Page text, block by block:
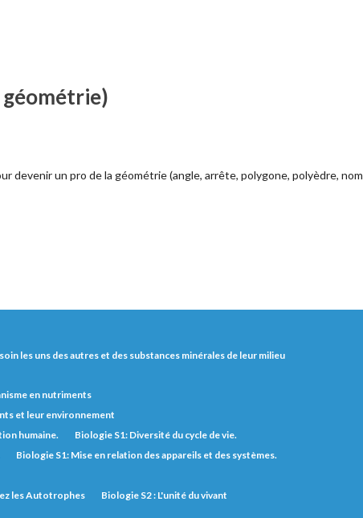
géométrie)
devenir un pro de la géométrie (angle, arrête, polygone, polyèdre, nom
les uns des autres et des substances minérales de leur milieu
en nutriments
et leur environnement
humaine.
Biologie S1: Diversité du cycle de vie.
Biologie S1: Mise en relation des appareils et des systèmes.
les Autotrophes
Biologie S2 : L'unité du vivant